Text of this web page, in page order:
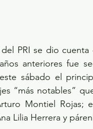
PRI se dio
anteriores fue
sábado el
“más notables”
Montiel Rojas;
Lilia Herrera y